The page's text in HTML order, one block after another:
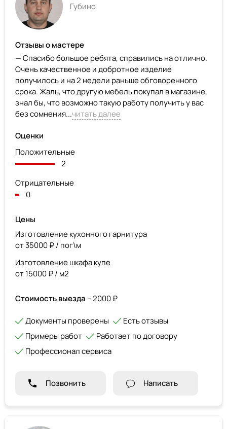
Губино
Отзывы о мастере
— Спасибо большое ребята, справились на отлично.
Очень качественное и добротное изделие
получилось и на 2 недели раньше обговоренного
срока. Жаль, что другую мебель покупал в магазине,
знал бы, что возможно такую работу получить у вас
без сомнения...читать далее
Оценки
Положительные
2
Отрицательные
0
Цены
Изготовление кухонного гарнитура
от 35000 ₽ / пог\м
Изготовление шкафа купе
от 15000 ₽ / м2
Стоимость выезда – 2000 ₽
Документы проверены
Есть отзывы
Примеры работ
Работает по договору
Профессионал сервиса
Позвонить Написать